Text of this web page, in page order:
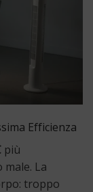
Efficienza
più
La
troppo